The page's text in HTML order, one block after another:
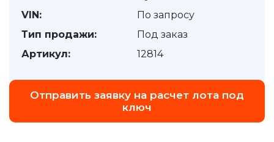
VIN:
По запросу
Тип продажи:
Под заказ
Артикул:
12814
Отправить заявку на расчет лота под
ключ